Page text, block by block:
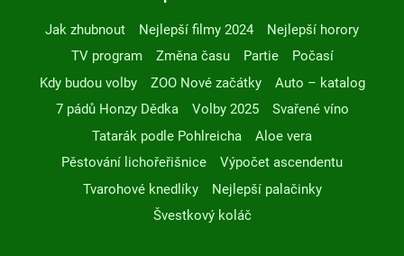
Jak zhubnout Nejlepší filmy 2024
Nejlepší horory
TV program
Změna času Partie
Počasí
Kdy budou volby
ZOO Nové začátky
Auto – katalog
7 pádů Honzy Dědka
Volby 2025
Svařené víno
Tatarák podle Pohlreicha
Aloe vera
Pěstování lichořeřišnice
Výpočet ascendentu
Tvarohové knedlíky
Nejlepší palačinky
Švestkový koláč